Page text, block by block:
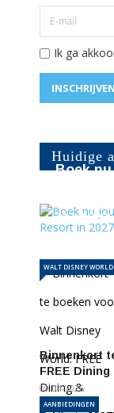
Ik ga
INSCHRIJVEN
Huidige
Boek
21-04-2026
Binnenkort
FREE
WALT DISNEY WORLD
09-04-2026
AANBIEDINGEN